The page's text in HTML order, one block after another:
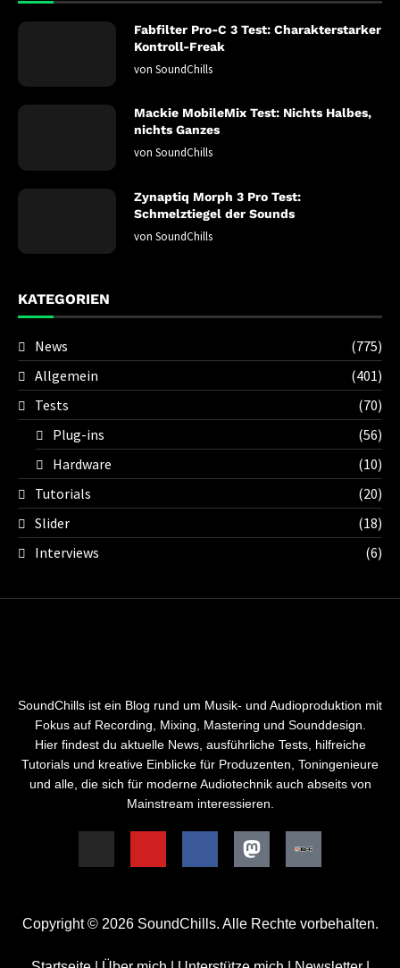
Fabfilter Pro-C 3 Test: Charakterstarker
Kontroll-Freak
von SoundChills
Mackie MobileMix Test: Nichts Halbes,
nichts Ganzes
von SoundChills
Zynaptiq Morph 3 Pro Test:
Schmelztiegel der Sounds
von SoundChills
KATEGORIEN
News
(775)
Allgemein
(401)
Tests
(70)
Plug-ins
(56)
Hardware
(10)
Tutorials
(20)
Slider
(18)
Interviews
(6)
SoundChills ist ein Blog rund um Musik- und Audioproduktion mit
Fokus auf Recording, Mixing, Mastering und Sounddesign.
Hier findest du aktuelle News, ausführliche Tests, hilfreiche
Tutorials und kreative Einblicke für Produzenten, Toningenieure
und alle, die sich für moderne Audiotechnik auch abseits von
Mainstream interessieren.
Copyright © 2026 SoundChills. Alle Rechte vorbehalten.